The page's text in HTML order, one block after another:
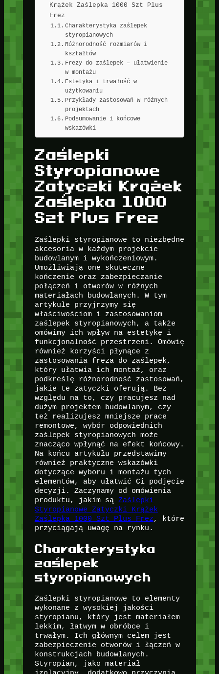
Krążek Zaślepka 1000 Szt Plus
Frez
Charakterystyka zaślepek
styropianowych
Różnorodność rozmiarów i
kształtów
Frezy do zaślepek – ułatwienie
w montażu
Estetyka i trwałość w
użytkowaniu
Przykłady zastosowań w różnych
projektach
Podsumowanie i końcowe
wskazówki
Zaślepki
Styropianowe
Zatyczki Krążek
Zaślepka 1000
Szt Plus Frez
Zaślepki styropianowe to niezbędne
akcesoria w każdym projekcie
budowlanym i wykończeniowym.
Umożliwiają one skuteczne
kończenie oraz zabezpieczanie
połączeń i otworów w różnych
materiałach budowlanych. W tym
artykule przyjrzymy się
właściwościom i zastosowaniom
zaślepek styropianowych, a także
omówimy ich wpływ na estetykę i
funkcjonalność przestrzeni. Omówię
również korzyści płynące z
zastosowania freza do zaślepek,
który ułatwia ich montaż, oraz
podkreślę różnorodność zastosowań,
jakie te zatyczki oferują. Bez
względu na to, czy pracujesz nad
dużym projektem budowlanym, czy
też realizujesz mniejsze prace
remontowe, wybór odpowiednich
zaślepek styropianowych może
znacząco wpłynąć na efekt końcowy.
Na końcu artykułu przedstawimy
również praktyczne wskazówki
dotyczące wyboru i montażu tych
elementów, aby ułatwić Ci podjęcie
decyzji. Zaczynamy od omówienia
produktu, jakim są Zaślepki
Styropianowe Zatyczki Krążek
Zaślepka 1000 Szt Plus Frez, które
przyciągają uwagę na rynku.
Charakterystyka
zaślepek
styropianowych
Zaślepki styropianowe to elementy
wykonane z wysokiej jakości
styropianu, który jest materiałem
lekkim, łatwym w obróbce i
trwałym. Ich głównym celem jest
zabezpieczenie otworów i łączeń w
konstrukcjach budowlanych.
Styropian, jako materiał